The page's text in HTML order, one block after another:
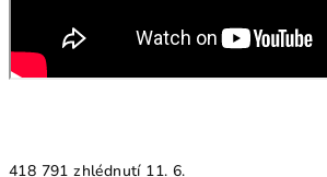
418 791 zhlédnutí 11. 6.